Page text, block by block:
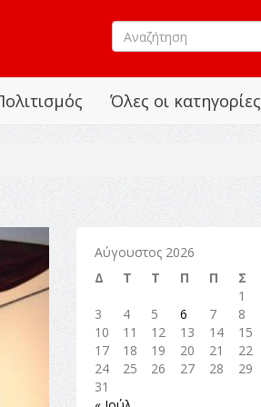
Όλες οι κατηγορίες
Αύγουστος 2026
Δ
Τ Τ Π Π Σ
1
3
4 5 6 7 8
10
11 12 13 14 15
17
18 19 20 21 22
24
25 26 27 28 29
31